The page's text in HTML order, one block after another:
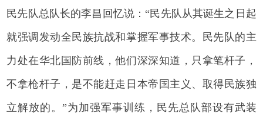
民先队总队长的李昌回忆说：“民先队从其诞生之日起
就强调发动全民族抗战和掌握军事技术。民先队的主
力处在华北国防前线，他们深深知道，只拿笔杆子，
不拿枪杆子，是不能赶走日本帝国主义、取得民族独
立解放的。”为加强军事训练，民先总队部设有武装